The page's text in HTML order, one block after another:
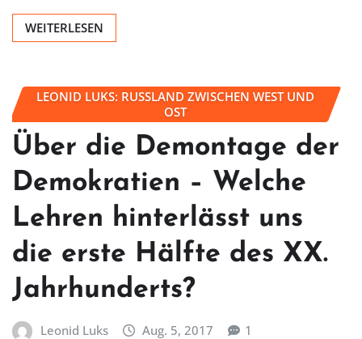
WEITERLESEN
LEONID LUKS: RUSSLAND ZWISCHEN WEST UND
OST
Über die Demontage der
Demokratien – Welche
Lehren hinterlässt uns
die erste Hälfte des XX.
Jahrhunderts?
Leonid Luks Aug. 5, 2017 1